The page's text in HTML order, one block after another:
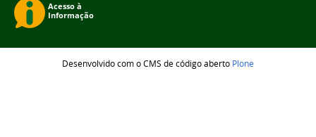
Desenvolvido com o CMS de código aberto Plone